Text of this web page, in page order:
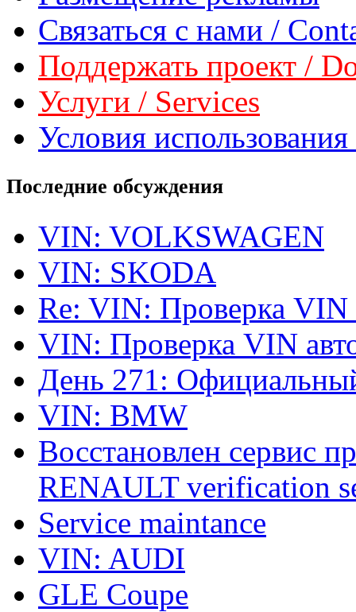
Связаться с нами /
Поддержать проект /
Услуги / Services
Условия
Последние обсуждения
VIN: VOLKSWAGEN
VIN: SKODA
Re: VIN: Проверка VIN
VIN: Проверка VIN
День 271:
VIN: BMW
Восстановлен сервис
RENAULT verification
Service maintance
VIN: AUDI
GLE Coupe